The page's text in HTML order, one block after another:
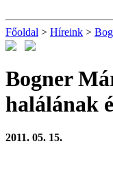
Főoldal > Híreink >
Bogner
halálának
2011. 05. 15.